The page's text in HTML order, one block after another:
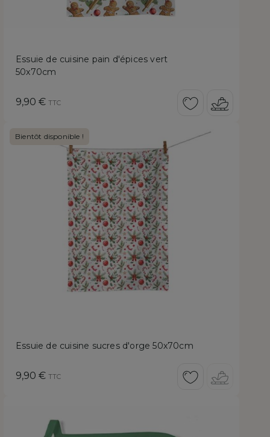
Essuie de cuisine pain d'épices vert
50x70cm
Prix
9,90 € TTC
Bientôt disponible !
Essuie de cuisine sucres d'orge 50x70cm
Prix
9,90 € TTC